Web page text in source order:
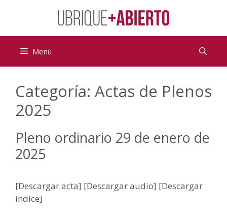
Menú
Categoría: Actas de Plenos
2025
Pleno ordinario 29 de enero de
2025
[Descargar acta] [Descargar audio] [Descargar
indice]